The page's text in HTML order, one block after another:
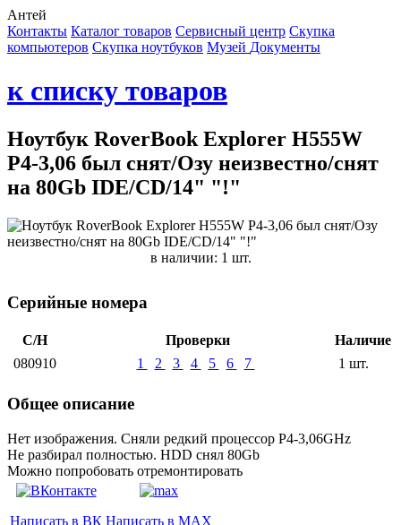
Антей
Контакты Каталог товаров Сервисный центр Cкупка
компьютеров Cкупка ноутбуков Музей Документы
к списку товаров
Ноутбук RoverBook Explorer H555W
P4-3,06 был снят/Озу неизвестно/снят
на 80Gb IDE/CD/14" "!"
в наличии: 1 шт.
Серийные номера
С/Н Проверки
Наличие
080910
1 2 3 4 5 6 7 1 шт.
Общее описание
Нет изображения. Сняли редкий процессор P4-3,06GHz
Не разбирал полностью. HDD снял 80Gb
Можно попробовать отремонтировать
Написать в ВК Написать в MAX